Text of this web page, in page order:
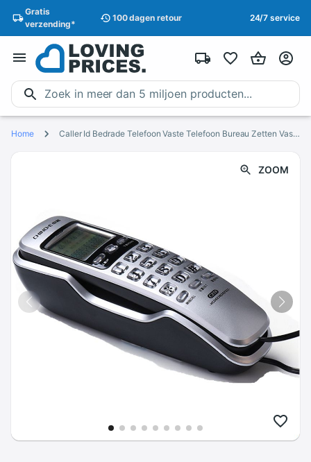
Gratis
verzending*
100 dagen retour 24/7 service
Home Caller Id Bedrade Telefoon Vaste Telefoon Bureau Zetten Vaste Mode Extension Telefoon Voor Display Home Office Hotel
ZOOM